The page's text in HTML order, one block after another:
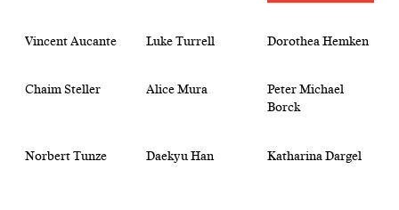
Vincent Aucante Luke Turrell Dorothea Hemken
Chaim Steller Alice Mura
Peter Michael
Borck
Norbert Tunze Daekyu Han Katharina Dargel